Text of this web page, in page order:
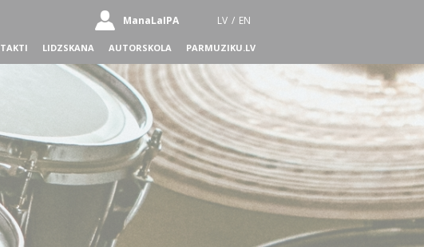
ManaLaIPA LV / EN
LIDZSKANA AUTORSKOLA PARMUZIKU.LV